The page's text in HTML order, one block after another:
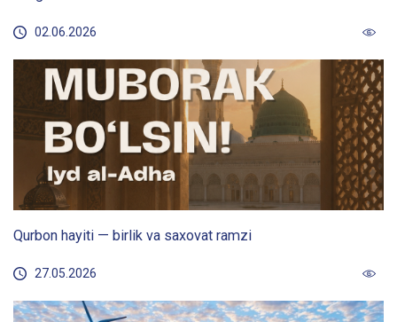
02.06.2026
Qurbon hayiti — birlik va saxovat ramzi
27.05.2026